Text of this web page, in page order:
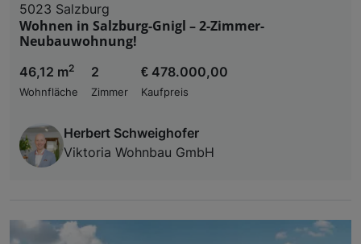
5023 Salzburg
Wohnen in Salzburg-Gnigl – 2-Zimmer-
Neubauwohnung!
46,12 m2
Wohnfläche
2
Zimmer
€ 478.000,00
Kaufpreis
Herbert Schweighofer
Viktoria Wohnbau GmbH